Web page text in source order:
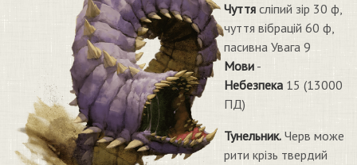
Чуттясліпий зір 30 ф,
чуття вібрацій 60 ф,
пасивна Увага 9
Мови-
Небезпека15 (13000
ПД)
Тунельник.Черв може
рити крізь твердий